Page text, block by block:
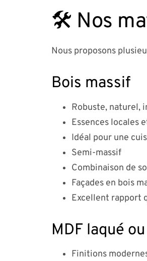
🛠️ Nos
Nous proposons
Bois massif
Robuste, naturel,
Essences locales
Idéal pour une
Semi-massif
Combinaison de
Façades en bois
Excellent rapport
MDF laqué
Finitions